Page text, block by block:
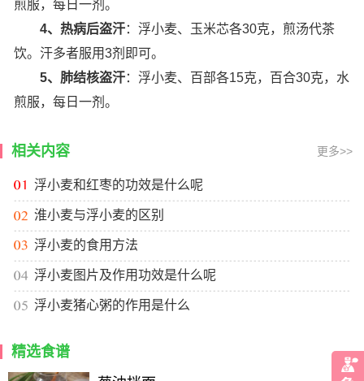
煎服，每日一剂。
4、热病后盗汗：浮小麦、玉米芯各30克，煎汤代茶
饮。汗多者服用3剂即可。
5、肺结核盗汗：浮小麦、百部各15克，百合30克，水
煎服，每日一剂。
相关内容 更多>>
浮小麦和红枣的功效是什么呢
淮小麦与浮小麦的区别
浮小麦的食用方法
浮小麦图片及作用功效是什么呢
浮小麦猪心粥的作用是什么
精选食谱